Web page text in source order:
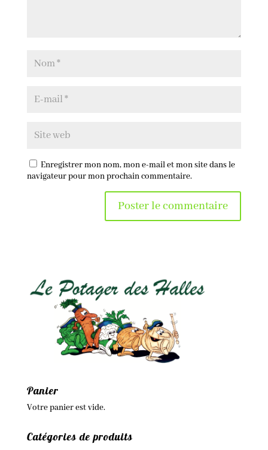
Enregistrer mon nom, mon e-mail et mon site dans le
navigateur pour mon prochain commentaire.
Panier
Votre panier est vide.
Catégories de produits